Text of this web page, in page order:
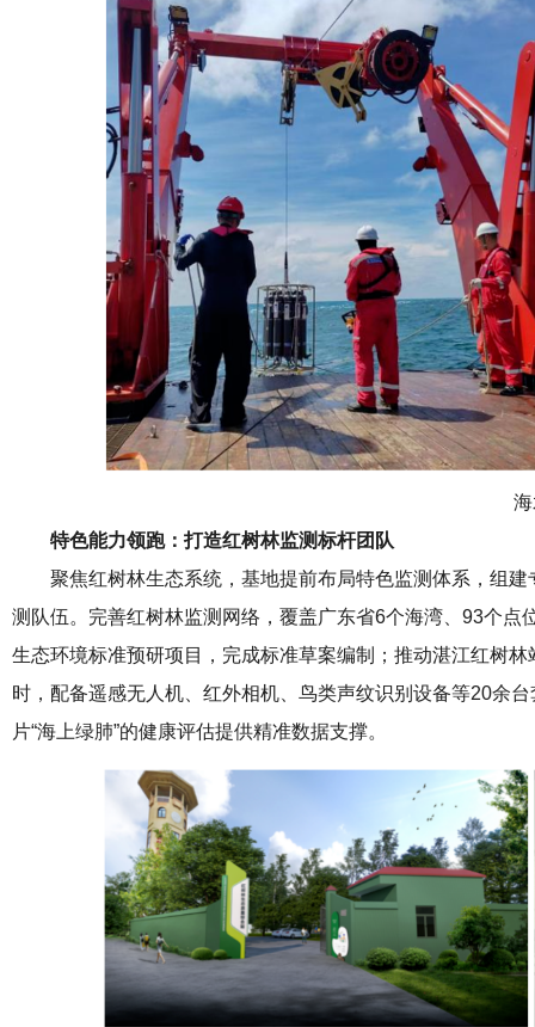
特色能力领跑：打造红树林监测标杆团队
聚焦红树林生态系统，基地提前布局特色监测体系，组
测队伍。完善红树林监测网络，覆盖广东省6个海湾、93个
生态环境标准预研项目，完成标准草案编制；推动湛江红树
时，配备遥感无人机、红外相机、鸟类声纹识别设备等20余
片“海上绿肺”的健康评估提供精准数据支撑。